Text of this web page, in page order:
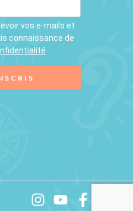
vos e-mails et
connaissance de